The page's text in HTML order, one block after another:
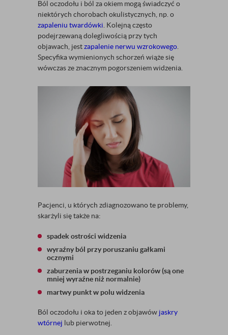
Ból oczodołu i ból za okiem mogą świadczyć o
niektórych chorobach okulistycznych, np. o
zapaleniu twardówki . Kolejną często
podejrzewaną dolegliwością przy tych
objawach, jestzapalenie nerwu wzrokowego
Specyfika wymienionych schorzeń wiąże się
wówczas ze znacznym pogorszeniem widzenia.
Pacjenci, u których zdiagnozowano te problemy,
skarżyli się także na:
spadek ostrości widzenia
wyraźny ból przy poruszaniu gałkami
ocznymi
zaburzenia w postrzeganiu kolorów (są one
mniej wyraźne niż normalnie)
martwy punkt w polu widzenia
Ból oczodołu i oka to jeden z objawów jaskry
wtórnej lub pierwotnej.